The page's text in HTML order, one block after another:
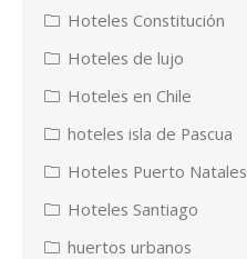
Hoteles Constitución
Hoteles de lujo
Hoteles en Chile
hoteles isla de Pascua
Hoteles Puerto Natales
Hoteles Santiago
huertos urbanos